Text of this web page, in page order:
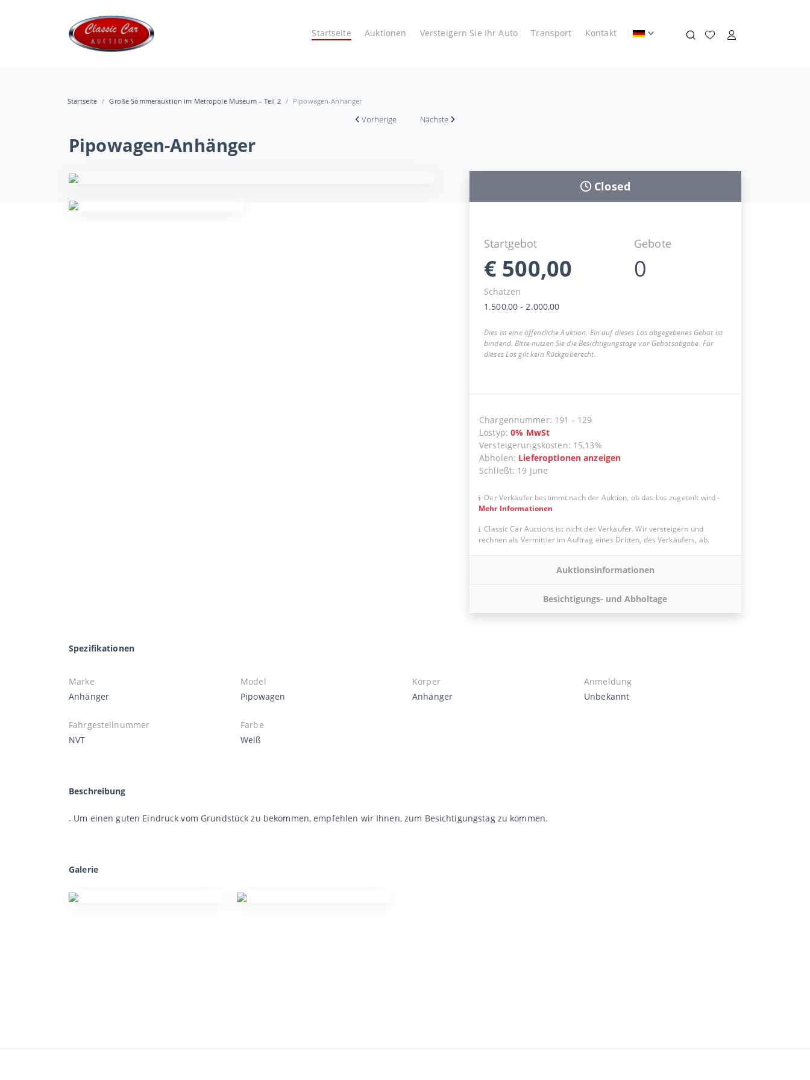
Startseite Auktionen Versteigern Sie Ihr Auto Transport Kontakt
Startseite Große Sommerauktion im Metropole Museum – Teil 2 Pipowagen-Anhänger
Vorherige Nächste
Pipowagen-Anhänger
Closed
Startgebot
€ 500,00
Gebote
0
Schätzen
1.500,00 -2.000,00
Dies ist eine öffentliche Auktion. Ein auf dieses Los abgegebenes Gebot ist
bindend. Bitte nutzen Sie die Besichtigungstage vor Gebotsabgabe. Für
dieses Los gilt kein Rückgaberecht.
Chargennummer: 191 - 129
Lostyp:0% MwSt
Versteigerungskosten: 15,13%
Abholen: Lieferoptionen anzeigen
Schließt: 19 June
Der Verkäufer bestimmt nach der Auktion, ob das Los zugeteilt wird-
Mehr Informationen
Classic Car Auctions ist nicht der Verkäufer. Wir versteigern und
rechnen als Vermittler im Auftrag eines Dritten, des Verkäufers, ab.
Auktionsinformationen
Besichtigungs- und Abholtage
Spezifikationen
Marke
Anhänger
Model
Pipowagen
Körper
Anhänger
Anmeldung
Unbekannt
Fahrgestellnummer
NVT
Farbe
Weiß
Beschreibung
. Um einen guten Eindruck vom Grundstück zu bekommen, empfehlen wir Ihnen, zum Besichtigungstag zu kommen.
Galerie